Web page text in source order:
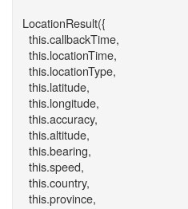
LocationResult({
this.callbackTime,
this.locationTime,
this.locationType,
this.latitude,
this.longitude,
this.accuracy,
this.altitude,
this.bearing,
this.speed,
this.country,
this.province,